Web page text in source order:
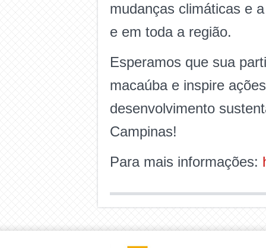
mudanças climáticas e
e em toda a região.
Esperamos que sua
macaúba e inspire
desenvolvimento
Campinas!
Para mais informações: